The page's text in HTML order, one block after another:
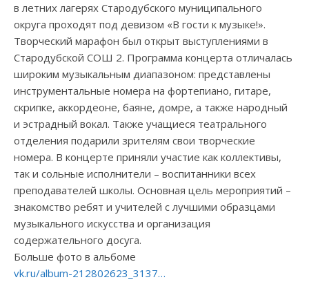
в летних лагерях Стародубского муниципального
округа проходят под девизом «В гости к музыке!».
Творческий марафон был открыт выступлениями в
Стародубской СОШ 2. Программа концерта отличалась
широким музыкальным диапазоном: представлены
инструментальные номера на фортепиано, гитаре,
скрипке, аккордеоне, баяне, домре, а также народный
и эстрадный вокал. Также учащиеся театрального
отделения подарили зрителям свои творческие
номера. В концерте приняли участие как коллективы,
так и сольные исполнители – воспитанники всех
преподавателей школы. Основная цель мероприятий –
знакомство ребят и учителей с лучшими образцами
музыкального искусства и организация
содержательного досуга.
Больше фото в альбоме
vk.ru/album-212802623_3137…